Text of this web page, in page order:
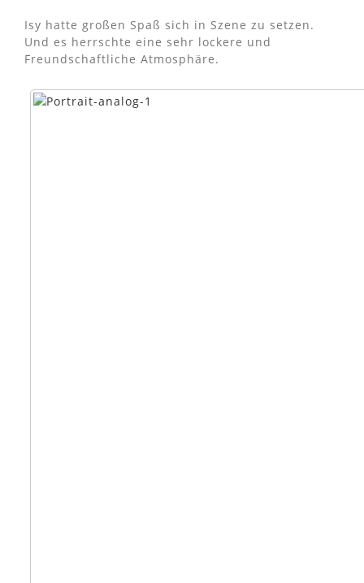
Isy hatte großen Spaß sich in Szene zu setzen.
Und es herrschte eine sehr lockere und
Freundschaftliche Atmosphäre.